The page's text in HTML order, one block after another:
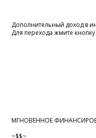
Дополнительный доход в
Для перехода жмите кнопку
МГНОВЕННОЕ
~$$~